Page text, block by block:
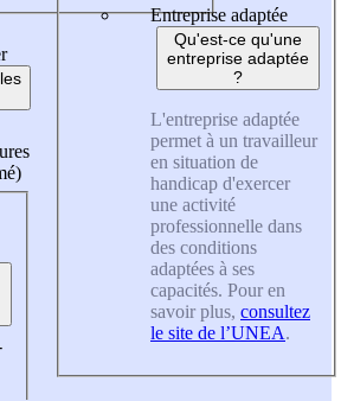
Entreprise adaptée
Qu'est-ce qu'une
entreprise adaptée
?
L'entreprise adaptée
permet à un travailleur
en situation de
handicap d'exercer
une activité
professionnelle dans
des conditions
adaptées à ses
capacités. Pour en
savoir plus, consultez
le site de l’UNEA.